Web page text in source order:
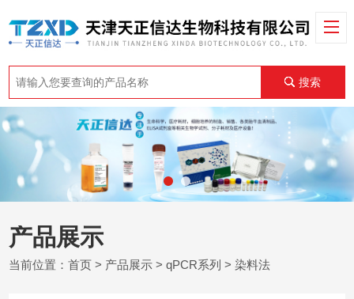
搜索
产品展示
当前位置：首页 > 产品展示 >qPCR系列 >染料法